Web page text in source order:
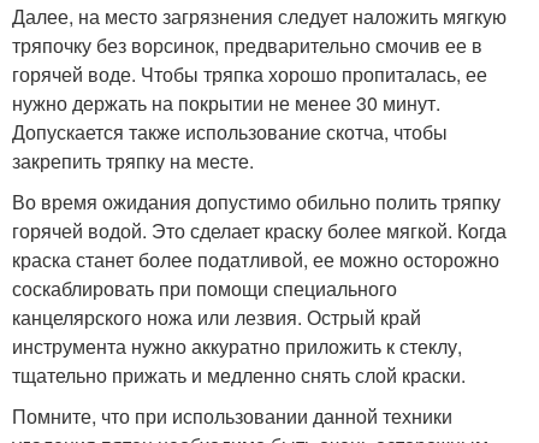
Далее, на место загрязнения следует наложить мягкую
тряпочку без ворсинок, предварительно смочив ее в
горячей воде. Чтобы тряпка хорошо пропиталась, ее
нужно держать на покрытии не менее 30 минут.
Допускается также использование скотча, чтобы
закрепить тряпку на месте.
Во время ожидания допустимо обильно полить тряпку
горячей водой. Это сделает краску более мягкой. Когда
краска станет более податливой, ее можно осторожно
соскаблировать при помощи специального
канцелярского ножа или лезвия. Острый край
инструмента нужно аккуратно приложить к стеклу,
тщательно прижать и медленно снять слой краски.
Помните, что при использовании данной техники